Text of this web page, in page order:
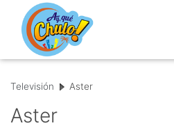
Televisión Aster
Aster